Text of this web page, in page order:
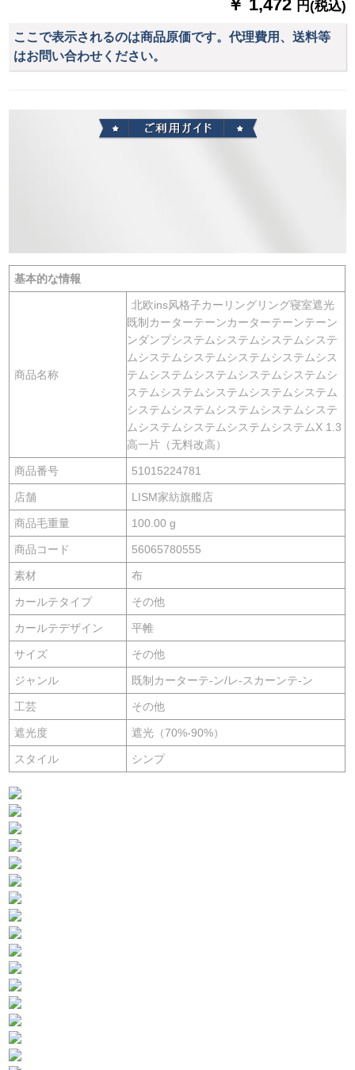
￥ 1,472 円(税込)
ここで表示されるのは商品原価です。代理費用、送料等
はお問い合わせください。
基本的な情報
商品名称
北欧ins风格子カーリングリング寝室遮光
既制カーターテーンカーターテーンテーン
ンダンプシステムシステムシステムシステ
ムシステムシステムシステムシステムシス
テムシステムシステムシステムシステムシ
ステムシステムシステムシステムシステム
システムシステムシステムシステムシステ
ムシステムシステムシステムシステムX 1.3
高一片（无料改高）
商品番号 51015224781
店舗 LISM家紡旗艦店
商品毛重量 100.00 g
商品コード 56065780555
素材 布
カールテタイプ その他
カールテデザイン 平帷
サイズ その他
ジャンル 既制カーターテ-ン/レ-スカーンテ-ン
工芸 その他
遮光度 遮光（70%-90%）
スタイル シンプ